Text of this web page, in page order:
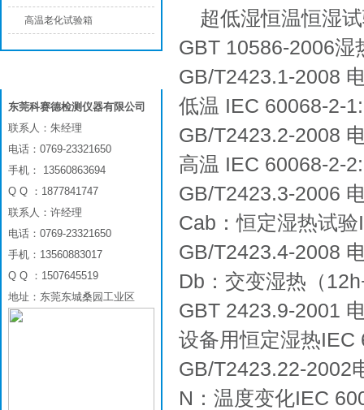
超低湿恒温恒湿
GBT 10586-2006湿
GB/T2423.1-2008
低温 IEC 60068-2-
GB/T2423.2-2008
高温 IEC 60068-2-
GB/T2423.3-2006
Cab：恒定湿热试
GB/T2423.4-2008
Db：交变湿热（
GBT 2423.9-2001
设备用恒定湿热IEC
GB/T2423.22-2002
N：温度变化IEC
高温老化试验箱
东莞科赛德检测仪器有限公司
联系人：朱经理
电话：0769-23321650
手机： 13560863694
Q Q ：1877841747
联系人：许经理
电话：0769-23321650
手机：13560883017
Q Q ：1507645519
地址：东莞东城桑园工业区